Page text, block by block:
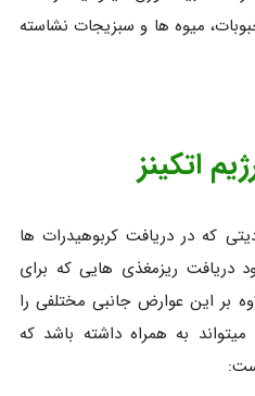
میوه ها و سبزیجات نشاسته
اتکینز
که در دریافت کربوهیدرات ها
دریافت ریزمغذی هایی که برای
بر این عوارض جانبی مختلفی را
به همراه داشته باشد که